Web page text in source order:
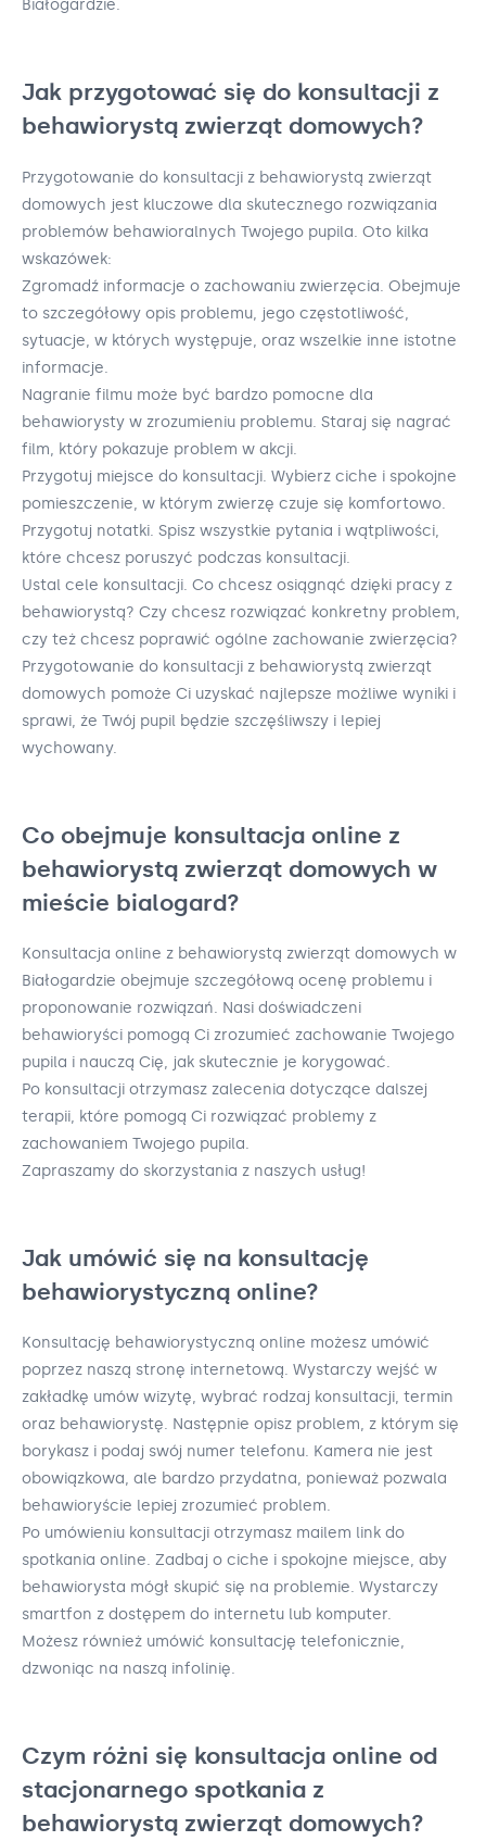
Białogardzie.
Jak przygotować się do konsultacji z
behawiorystą zwierząt domowych?
Przygotowanie do konsultacji z behawiorystą zwierząt
domowych jest kluczowe dla skutecznego rozwiązania
problemów behawioralnych Twojego pupila. Oto kilka
wskazówek:
Zgromadź informacje o zachowaniu zwierzęcia. Obejmuje
to szczegółowy opis problemu, jego częstotliwość,
sytuacje, w których występuje, oraz wszelkie inne istotne
informacje.
Nagranie filmu może być bardzo pomocne dla
behawiorysty w zrozumieniu problemu. Staraj się nagrać
film, który pokazuje problem w akcji.
Przygotuj miejsce do konsultacji. Wybierz ciche i spokojne
pomieszczenie, w którym zwierzę czuje się komfortowo.
Przygotuj notatki. Spisz wszystkie pytania i wątpliwości,
które chcesz poruszyć podczas konsultacji.
Ustal cele konsultacji. Co chcesz osiągnąć dzięki pracy z
behawiorystą? Czy chcesz rozwiązać konkretny problem,
czy też chcesz poprawić ogólne zachowanie zwierzęcia?
Przygotowanie do konsultacji z behawiorystą zwierząt
domowych pomoże Ci uzyskać najlepsze możliwe wyniki i
sprawi, że Twój pupil będzie szczęśliwszy i lepiej
wychowany.
Co obejmuje konsultacja online z
behawiorystą zwierząt domowych w
mieście bialogard?
Konsultacja online z behawiorystą zwierząt domowych w
Białogardzie obejmuje szczegółową ocenę problemu i
proponowanie rozwiązań. Nasi doświadczeni
behawioryści pomogą Ci zrozumieć zachowanie Twojego
pupila i nauczą Cię, jak skutecznie je korygować.
Po konsultacji otrzymasz zalecenia dotyczące dalszej
terapii, które pomogą Ci rozwiązać problemy z
zachowaniem Twojego pupila.
Zapraszamy do skorzystania z naszych usług!
Jak umówić się na konsultację
behawiorystyczną online?
Konsultację behawiorystyczną online możesz umówić
poprzez naszą stronę internetową. Wystarczy wejść w
zakładkę umów wizytę, wybrać rodzaj konsultacji, termin
oraz behawiorystę. Następnie opisz problem, z którym się
borykasz i podaj swój numer telefonu. Kamera nie jest
obowiązkowa, ale bardzo przydatna, ponieważ pozwala
behawioryście lepiej zrozumieć problem.
Po umówieniu konsultacji otrzymasz mailem link do
spotkania online. Zadbaj o ciche i spokojne miejsce, aby
behawiorysta mógł skupić się na problemie. Wystarczy
smartfon z dostępem do internetu lub komputer.
Możesz również umówić konsultację telefonicznie,
dzwoniąc na naszą infolinię.
Czym różni się konsultacja online od
stacjonarnego spotkania z
behawiorystą zwierząt domowych?